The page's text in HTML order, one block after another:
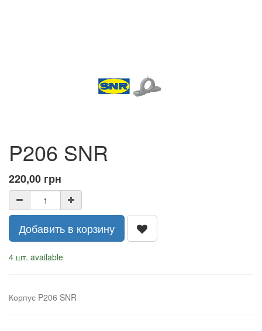
P206 SNR
220,00 грн
Добавить в корзину
4 шт. available
Корпус P206 SNR